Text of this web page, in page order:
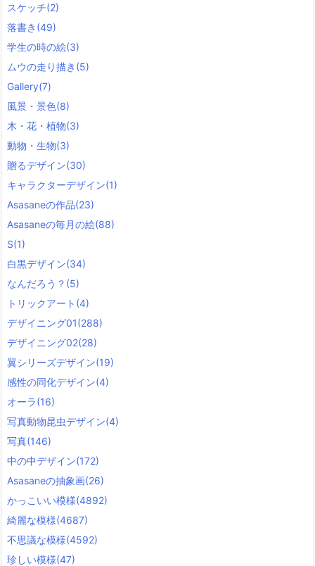
スケッチ(2)
落書き (49)
学生の時の絵(3)
ムウの走り描き (5)
Gallery(7)
風景・景色(8)
木・花・植物(3)
動物・生物(3)
贈るデザイン(30)
キャラクターデザイン(1)
Asasaneの作品(23)
Asasaneの毎月の絵(88)
S(1)
白黒デザイン(34)
なんだろう？ (5)
トリックアート (4)
デザイニング01(288)
デザイニング02(28)
翼シリーズデザイン(19)
感性の同化デザイン(4)
オーラ(16)
写真動物昆虫デザイン(4)
写真(146)
中の中デザイン(172)
Asasaneの抽象画(26)
かっこいい模様(4892)
綺麗な模様(4687)
不思議な模様(4592)
珍しい模様(47)